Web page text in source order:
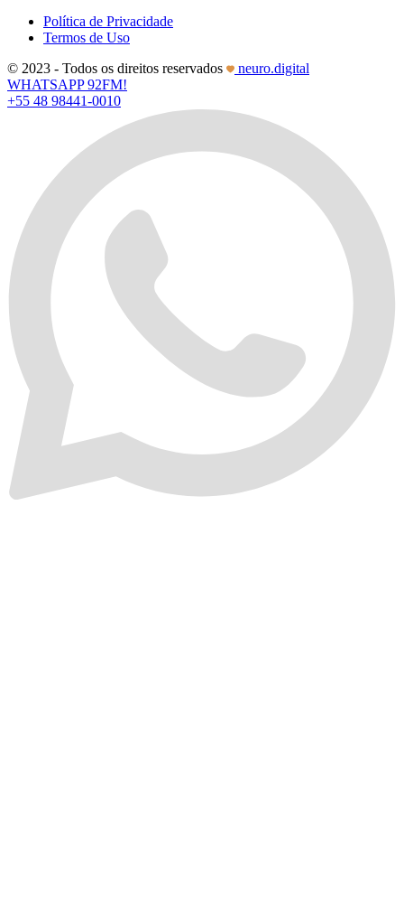
Política de Privacidade
Termos de Uso
© 2023 - Todos os direitos reservados
neuro.digital
WHATSAPP 92FM!
+55 48 98441-0010